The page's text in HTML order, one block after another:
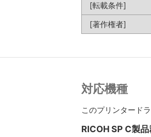
[転載条件]
[著作権者]
対応機種
このプリンタード
RICOH SP C製品